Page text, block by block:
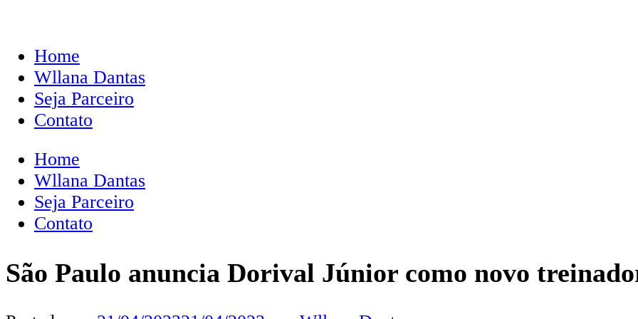
Home
Wllana Dantas
Seja Parceiro
Contato
Home
Wllana Dantas
Seja Parceiro
Contato
São Paulo anuncia Dorival Júnior como novo